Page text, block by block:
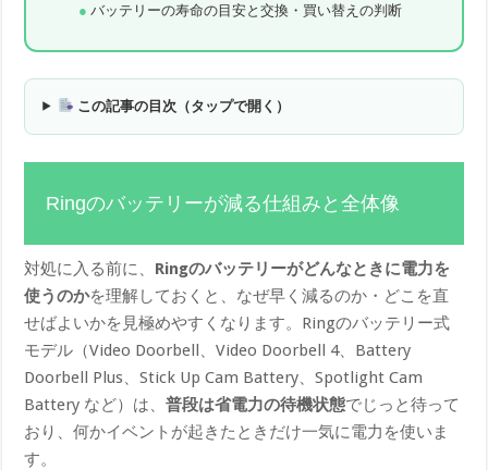
バッテリーの寿命の目安と交換・買い替えの判断
この記事の目次（タップで開く）
Ringのバッテリーが減る仕組みと全体像
対処に入る前に、 Ringのバッテリーがどんなときに電力を
使うのかを理解しておくと、なぜ早く減るのか・どこを直
せばよいかを見極めやすくなります。Ringのバッテリー式
モデル（Video Doorbell、Video Doorbell 4、Battery
Doorbell Plus、Stick Up Cam Battery、Spotlight Cam
Battery など）は、普段は省電力の待機状態でじっと待って
おり、何かイベントが起きたときだけ一気に電力を使いま
す。